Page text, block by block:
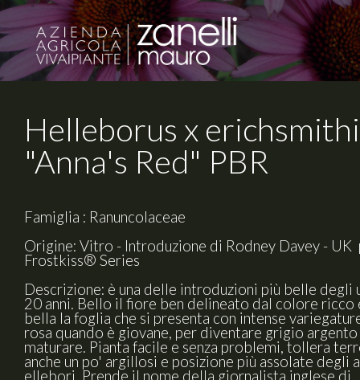
Helleborus x
"Anna's Red" PBR
Famiglia : Ranuncolaceae
Origine: Vitro - Introduzione di Rodney Davey - UK
Frostkiss® Series
Descrizione: è una delle introduzioni più belle degli
20 anni. Bello il fiore ben delineato dal colore ricco
bella la foglia che si presenta con intense
rosa quando è giovane, per diventare grigio
maturare. Pianta facile e senza problemi, tollera
anche un po' argillosi e posizione più assolate degli
ellebori. Prende il nome della giornalista inglese di